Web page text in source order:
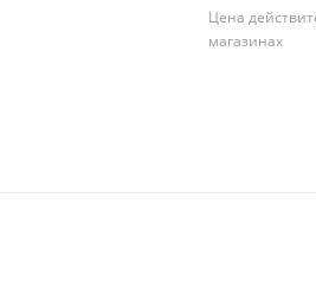
Цена
магазинах